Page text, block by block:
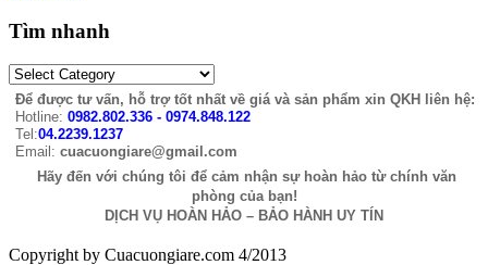
Tìm nhanh
Để được tư vấn, hỗ trợ tốt nhất về giá và sản phẩm xin QKH liên hệ:
Hotline: 0982.802.336 - 0974.848.122
Tel:04.2239.1237
Email: cuacuongiare@gmail.com
Hãy đến với chúng tôi để cảm nhận sự hoàn hảo từ chính văn
phòng của bạn!
DỊCH VỤ HOÀN HẢO – BẢO HÀNH UY TÍN
Copyright by Cuacuongiare.com 4/2013